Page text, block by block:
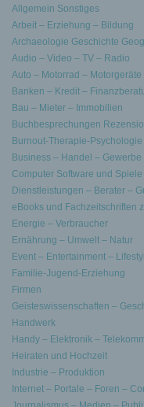
Allgemein Sonstiges
Arbeit – Erziehung – Bildung
Archaeologie Geschichte
Audio – Video – TV – Radio
Auto – Motorrad – Motorgeräte
Banken – Kredit –
Bau – Mieter – Immobilien
Buchbesprechungen
Burnout-Therapie-Psychologie
Business – Handel – Gewerbe
Computer Software und Spiele
Dienstleistungen – Berater –
eBooks und Fachzeitschriften
Energie – Verbraucher
Ernährung – Umwelt – Natur
Event – Entertainment –
Familie-Jugend-Erziehung
Firmen
Geisteswissenschaften –
Handwerk
Handy – Elektronik –
Heiraten und Hochzeit
Industrie – Produktion
Internet – Portale – Foren –